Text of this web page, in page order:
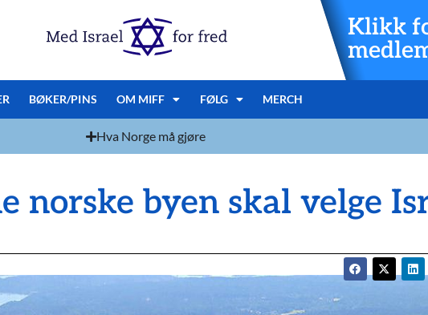
Klikk
BØKER/PINS OM MIFF FØLG MERCH
Hva Norge må gjøre
norske byen skal velge